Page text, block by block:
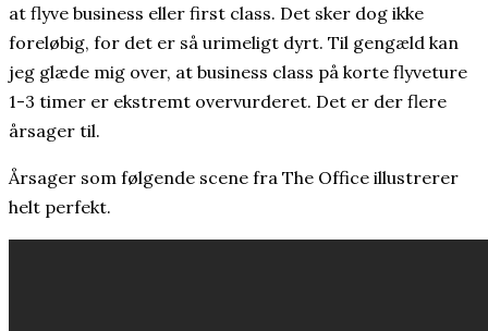
at flyve business eller first class. Det sker dog ikke
foreløbig, for det er så urimeligt dyrt. Til gengæld kan
jeg glæde mig over, at business class på korte flyveture
1-3 timer er ekstremt overvurderet. Det er der flere
årsager til.
Årsager som følgende scene fra The Office illustrerer
helt perfekt.